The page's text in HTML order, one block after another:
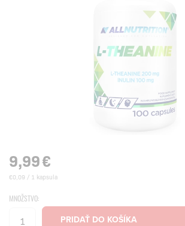
9,99€
€0,09 / 1 kapsula
MNOŽSTVO: